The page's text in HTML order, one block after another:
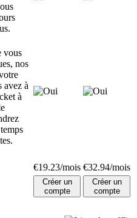
vous
nos
avez à
à
€19.23/mois €32.94/mois
Créer un
compte
Créer un
compte